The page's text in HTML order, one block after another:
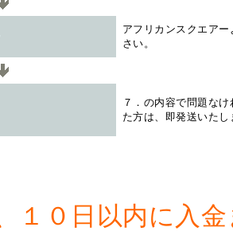
アフリカンスクエアー
さい。
７．の内容で問題な
た方は、即発送いたし
１０日以内に入